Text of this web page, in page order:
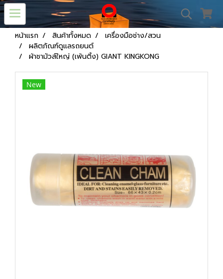
หน้าแรก สินค้าทั้งหมด
เครื่องมือช่าง/สวน
ผลิตภัณฑ์ดูแลรถยนต์
ผ้าชามัวส์ใหญ่ (เพ้นติ้ง) GIANT KINGKONG
New